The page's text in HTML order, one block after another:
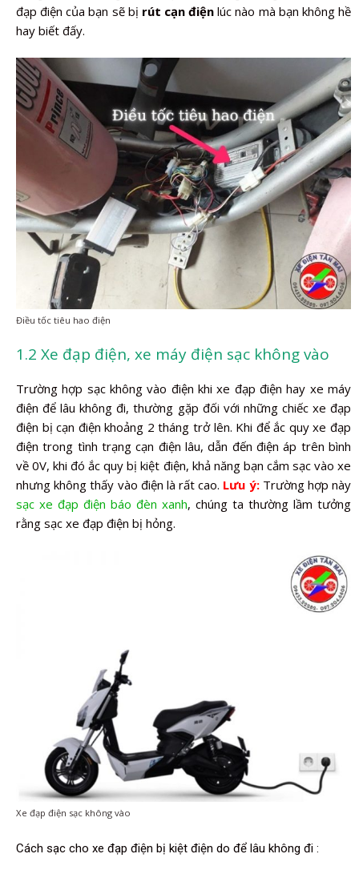
đạp điện của bạn sẽ bị rút cạn điện lúc nào mà bạn không hề
hay biết đấy.
Điều tốc tiêu hao điện
1.2 Xe đạp điện, xe máy điện sạc không vào
Trường hợp sạc không vào điện khi xe đạp điện hay xe máy
điện để lâu không đi, thường gặp đối với những chiếc xe đạp
điện bị cạn điện khoảng 2 tháng trở lên. Khi để ắc quy xe đạp
điện trong tình trạng cạn điện lâu, dẫn đến điện áp trên bình
về 0V, khi đó ắc quy bị kiệt điện, khả năng bạn cắm sạc vào xe
nhưng không thấy vào điện là rất cao. Lưu ý:Trường hợp này
sạc xe đạp điện báo đèn xanh, chúng ta thường lầm tưởng
rằng sạc xe đạp điện bị hỏng.
Xe đạp điện sạc không vào
Cách sạc cho xe đạp điện bị kiệt điện do để lâu không đi :